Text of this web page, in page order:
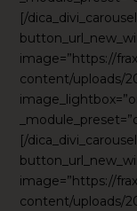
[/
image=”https://
content/uploads/
[/
image=”https://
content/uploads/